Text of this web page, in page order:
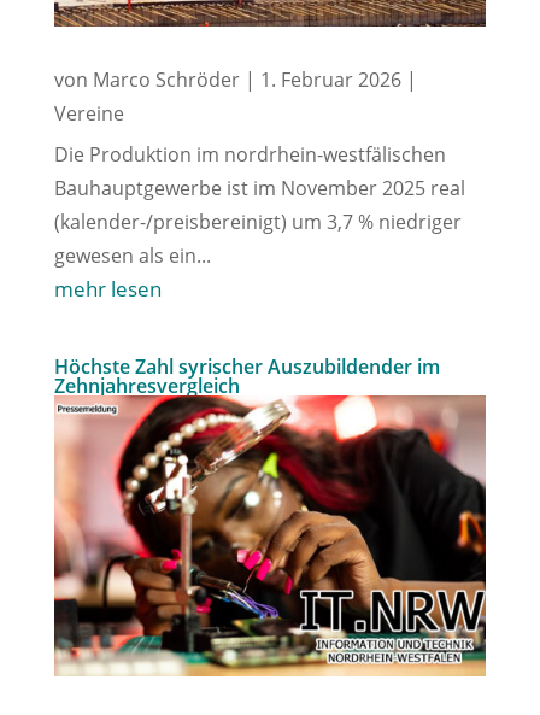
von Marco Schröder| 1. Februar 2026|
Vereine
Die Produktion im nordrhein-westfälischen
Bauhauptgewerbe ist im November 2025 real
(kalender-/preisbereinigt) um 3,7 % niedriger
gewesen als ein...
mehr lesen
Höchste Zahl syrischer Auszubildender im
Zehnjahresvergleich